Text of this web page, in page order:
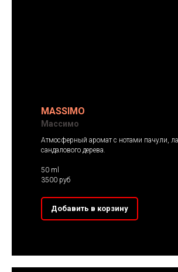
MASSIMO
Массимо
Атмосферный аромат с нотами пачули,
сандалового дерева.
50 ml
3500 руб
Добавить в корзину